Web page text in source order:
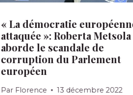
« La démocratie
attaquée »: Roberta Metsola
aborde le scandale de
corruption du Parlement
européen
Par Florence 13 décembre 2022